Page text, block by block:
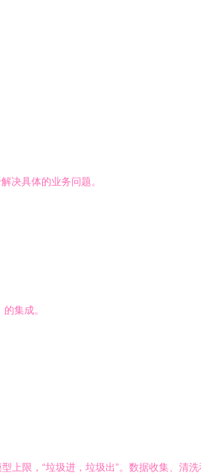
决具体的业务问题。
集成。
上限，“垃圾进，垃圾出”。数据收集、清